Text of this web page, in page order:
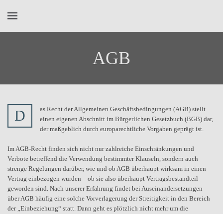
AGB
D
as Recht der Allgemeinen Geschäftsbedingungen (AGB) stellt
einen eigenen Abschnitt im Bürgerlichen Gesetzbuch (BGB) dar,
der maßgeblich durch europarechtliche Vorgaben geprägt ist.
Im AGB-Recht finden sich nicht nur zahlreiche Einschränkungen und
Verbote betreffend die Verwendung bestimmter Klauseln, sondern auch
strenge Regelungen darüber, wie und ob AGB überhaupt wirksam in einen
Vertrag einbezogen wurden – ob sie also überhaupt Vertragsbestandteil
geworden sind. Nach unserer Erfahrung findet bei Auseinandersetzungen
über AGB häufig eine solche Vorverlagerung der Streitigkeit in den Bereich
der „Einbeziehung“ statt. Dann geht es plötzlich nicht mehr um die